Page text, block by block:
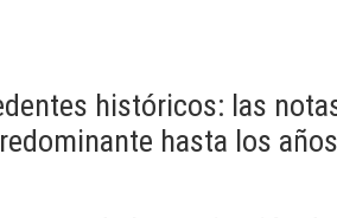
históricos: las
hasta los